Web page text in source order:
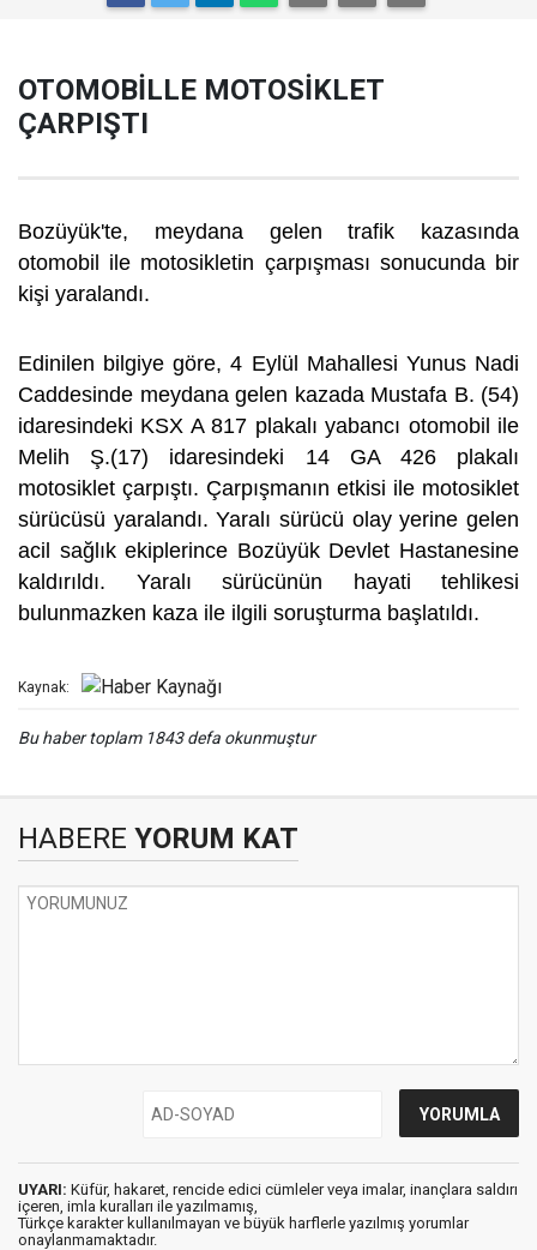
OTOMOBİLLE MOTOSİKLET
ÇARPIŞTI
Bozüyük'te, meydana gelen trafik kazasında
otomobil ile motosikletin çarpışması sonucunda bir
kişi yaralandı.
Edinilen bilgiye göre, 4 Eylül Mahallesi Yunus Nadi
Caddesinde meydana gelen kazada Mustafa B. (54)
idaresindeki KSX A 817 plakalı yabancı otomobil ile
Melih Ş.(17) idaresindeki 14 GA 426 plakalı
motosiklet çarpıştı. Çarpışmanın etkisi ile motosiklet
sürücüsü yaralandı. Yaralı sürücü olay yerine gelen
acil sağlık ekiplerince Bozüyük Devlet Hastanesine
kaldırıldı. Yaralı sürücünün hayati tehlikesi
bulunmazken kaza ile ilgili soruşturma başlatıldı.
Kaynak:
Bu haber toplam 1843 defa okunmuştur
HABERE YORUM KAT
UYARI: Küfür, hakaret, rencide edici cümleler veya imalar, inançlara saldırı
içeren, imla kuralları ile yazılmamış,
Türkçe karakter kullanılmayan ve büyük harflerle yazılmış yorumlar
onaylanmamaktadır.